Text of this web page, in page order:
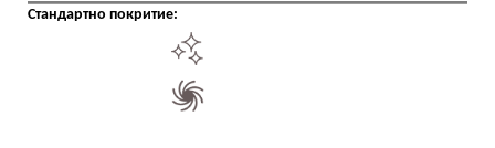
Стандартно покритие: